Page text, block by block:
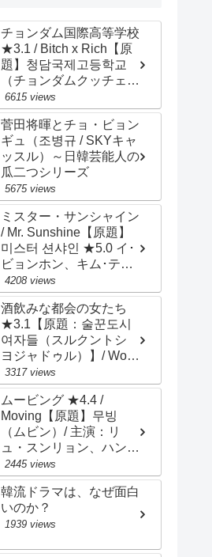
チョンダム国際高等学校
★3.1 / Bitch x Rich【原
題】청담국제고등학교
（チョンダムクッチェ
コドゥンハッキョ）/
Cheongdam
International High
School / 主演：イ・ウン
セム、イェリ
6615 views
菅田将暉とチョ・ビョン
ギュ（조병규 / SKYキャ
ッスル）～日韓芸能人の
瓜二つシリーズ
5675 views
ミスター・サンシャイン
/ Mr. Sunshine【原題】
미스터 션샤인 ★5.0 イ･
ビョンホン、キム･テ
リ、ユ･ヨンソク、ピョ
ン･ヨハン、チョ･ウジ
ン、キム･ビョンチョ
ル、キム･サラン、ペ･ジ
ョンナム、チェ･ムソン
4208 views
酒飲みな都会の女たち
★3.1【原題：술꾼도시
여자들（スルクントシ
ヨジャドゥル）】/ Work
Later, Drink Now /
Drinker City Women / 主
演：イ･ソンビン、ハン･
ソナ、チョン･ウンジ
3317 views
ムービング ★4.4 /
Moving【原題】무빙
（ムビン）/ 主演：リ
ュ・スンリョン、ハン・
ヒョジュ、チョ・インソ
ン
2445 views
韓流ドラマは、なぜ面白
いのか？
1939 views